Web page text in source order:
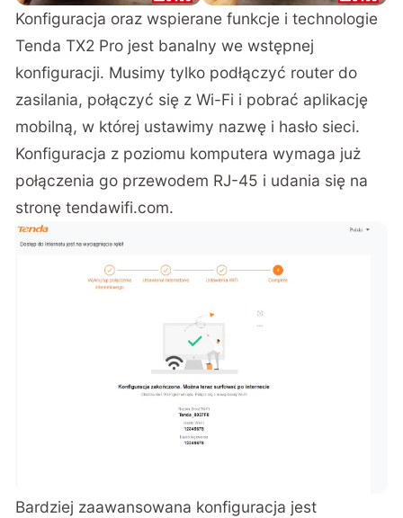
Konfiguracja oraz wspierane funkcje i technologie
Tenda TX2 Pro jest banalny we wstępnej
konfiguracji. Musimy tylko podłączyć router do
zasilania, połączyć się z Wi-Fi i pobrać aplikację
mobilną, w której ustawimy nazwę i hasło sieci.
Konfiguracja z poziomu komputera wymaga już
połączenia go przewodem RJ-45 i udania się na
stronętendawifi.com.
Bardziej zaawansowana konfiguracja jest